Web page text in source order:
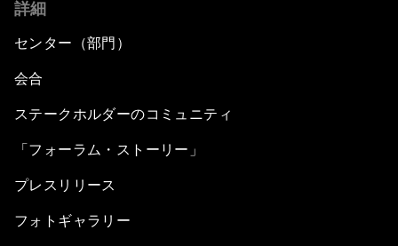
詳細
センター（部門）
会合
ステークホルダーのコミュニティ
「フォーラム・ストーリー」
プレスリリース
フォトギャラリー